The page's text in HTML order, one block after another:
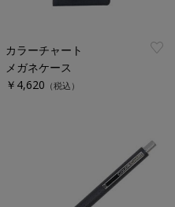
カラーチャート
メガネケース
￥4,620 （税込）